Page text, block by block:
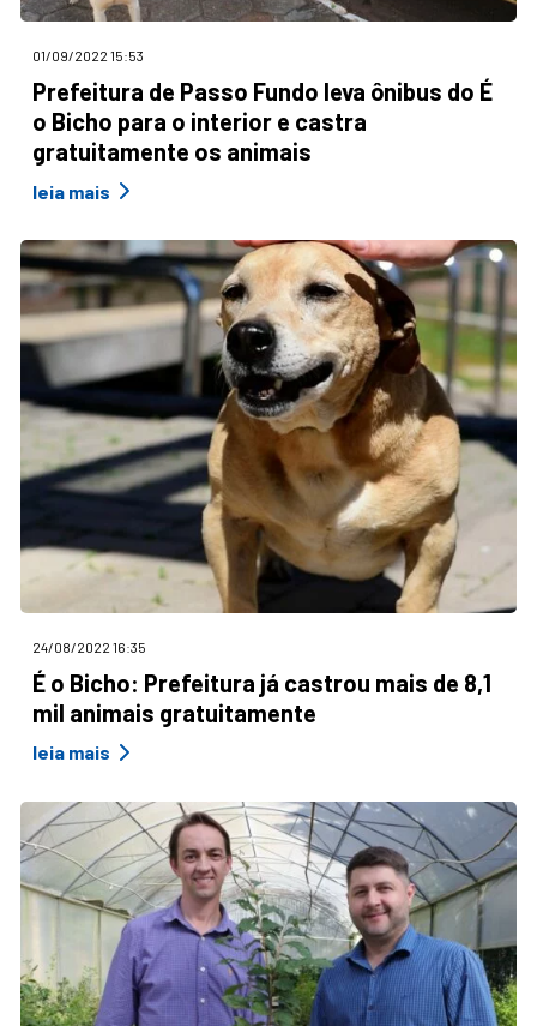
01/09/2022 15:53
Prefeitura de Passo Fundo leva ônibus do É
o Bicho para o interior e castra
gratuitamente os animais
leia mais
24/08/2022 16:35
É o Bicho: Prefeitura já castrou mais de 8,1
mil animais gratuitamente
leia mais